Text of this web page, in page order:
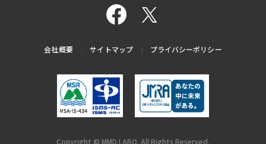
会社概要 サイトマップ プライバシーポリシー
Copyright © MMD LABO. All Rights Reserved.